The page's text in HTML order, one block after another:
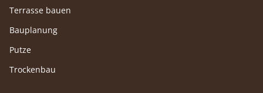
Terrasse bauen
Bauplanung
Putze
Trockenbau